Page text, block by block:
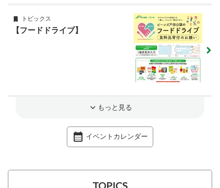
トピックス
【フードドライブ】
もっと見る
イベントカレンダー
TOPICS